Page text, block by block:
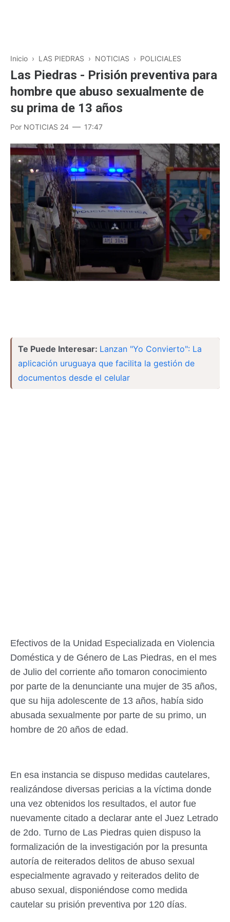
Inicio › LAS PIEDRAS › NOTICIAS › POLICIALES
Las Piedras - Prisión preventiva para
hombre que abuso sexualmente de
su prima de 13 años
Por NOTICIAS 24 17:47
Te Puede Interesar: Lanzan "Yo Convierto": La
aplicación uruguaya que facilita la gestión de
documentos desde el celular
Efectivos de la Unidad Especializada en Violencia
Doméstica y de Género de Las Piedras, en el mes
de Julio del corriente año tomaron conocimiento
por parte de la denunciante una mujer de 35 años,
que su hija adolescente de 13 años, había sido
abusada sexualmente por parte de su primo, un
hombre de 20 años de edad.
En esa instancia se dispuso medidas cautelares,
realizándose diversas pericias a la víctima donde
una vez obtenidos los resultados, el autor fue
nuevamente citado a declarar ante el Juez Letrado
de 2do. Turno de Las Piedras quien dispuso la
formalización de la investigación por la presunta
autoría de reiterados delitos de abuso sexual
especialmente agravado y reiterados delito de
abuso sexual, disponiéndose como medida
cautelar su prisión preventiva por 120 días.